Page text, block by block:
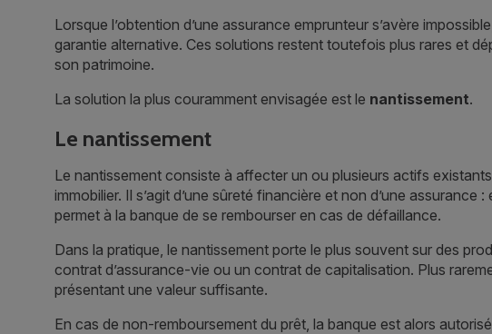
Lorsque l’obtention d’une assurance emprunteur s’avère
garantie alternative. Ces solutions restent toutefois plus rares et
son patrimoine.
La solution la plus couramment envisagée est le nantissement.
Le nantissement
Le nantissement consiste à affecter un ou plusieurs actifs
immobilier. Il s’agit d’une sûreté financière et non d’une assurance
permet à la banque de se rembourser en cas de défaillance.
Dans la pratique, le nantissement porte le plus souvent sur des
contrat d’assurance-vie ou un contrat de capitalisation. Plus
présentant une valeur suffisante.
En cas de non-remboursement du prêt, la banque est alors